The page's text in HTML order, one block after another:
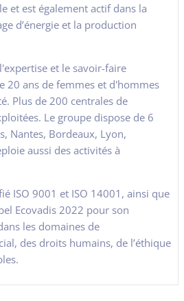
et est également actif dans la
d’énergie et la production
et le savoir-faire
20 ans de femmes et d'hommes
Plus de 200 centrales de
Le groupe dispose de 6
Nantes, Bordeaux, Lyon,
aussi des activités à
ISO 9001 et ISO 14001, ainsi que
Ecovadis 2022 pour son
les domaines de
des droits humains, de l’éthique